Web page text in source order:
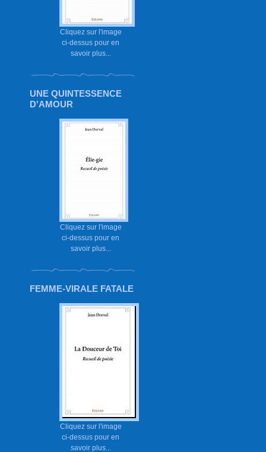
Cliquez sur l'image
ci-dessus pour en
savoir plus...
UNE QUINTESSENCE
D'AMOUR
Cliquez sur l'image
ci-dessus pour en
savoir plus...
FEMME-VIRALE FATALE
Cliquez sur l'image
ci-dessus pour en
savoir plus...